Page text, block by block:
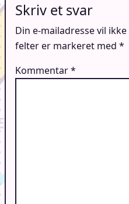
Skriv et svar
Din e-mailadresse vil
felter er markeret med *
Kommentar*